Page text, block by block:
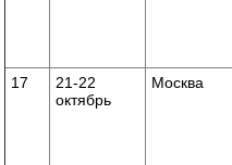
17
21-22
октябрь
Москва